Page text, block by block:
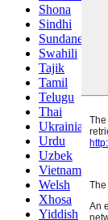
Shona
Sindhi
Sundanese
Swahili
Tajik
Tamil
Telugu
Thai
Ukrainian
Urdu
Uzbek
Vietnamese
Welsh
Xhosa
Yiddish